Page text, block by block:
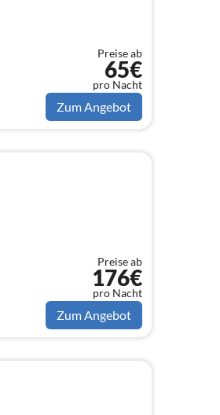
Preise ab
65€
pro Nacht
Zum Angebot
Preise ab
176€
pro Nacht
Zum Angebot